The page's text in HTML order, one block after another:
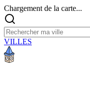
Chargement de la carte...
VILLES